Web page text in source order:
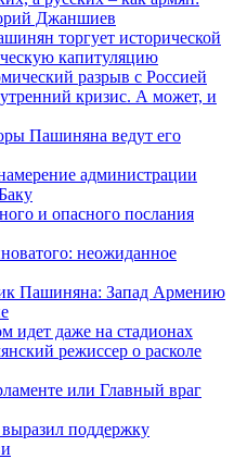
Джаншиев
торгует исторической
капитуляцию
разрыв с Россией
кризис. А может, и
Пашиняна ведут его
администрации
и опасного послания
неожиданное
Пашиняна: Запад Армению
идет даже на стадионах
режиссер о расколе
или Главный враг
поддержку